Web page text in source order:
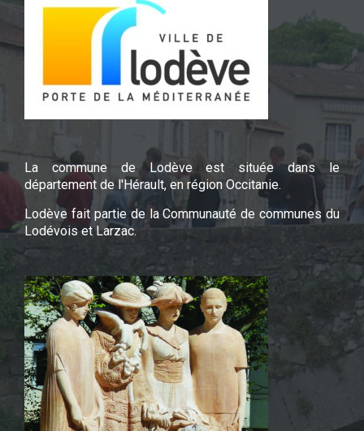
La commune de Lodève est située dans le
département de l'Hérault, en région Occitanie.
Lodève fait partie de la Communauté de communes du
Lodévois et Larzac.